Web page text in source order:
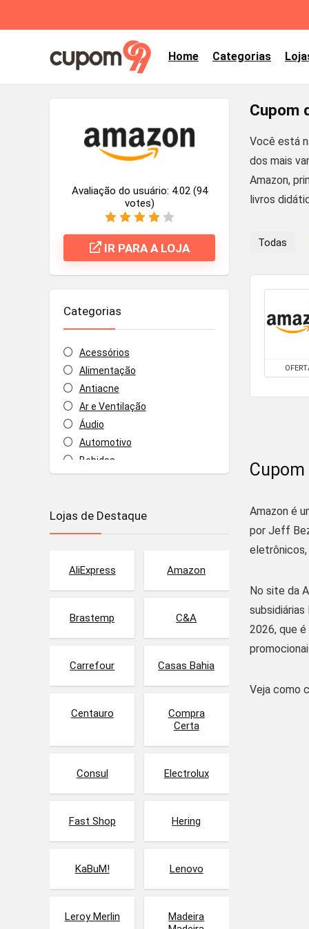
Home Categorias
Cupom
Você está
dos mais
Amazon,
livros
Avaliação do usuário: 4.02 (94
votes)
IR PARA A LOJA
Categorias
Acessórios
Alimentação
Antiacne
Ar e Ventilação
Áudio
Automotivo
Bebidas
Calçados
Casa
Construção
Cursos online
Educação
Ferramentas
Geral
Jogos
Malas e Mochilas
Mercado
Moda
Todas
Amazon é
por Jeff
eletrônicos,
No site da
2026, que
Veja como
Lojas de Destaque
AliExpress Amazon
Brastemp C&A
Carrefour Casas Bahia
Centauro
Compra
Certa
Consul Electrolux
Fast Shop Hering
KaBuM! Lenovo
Leroy Merlin
Madeira